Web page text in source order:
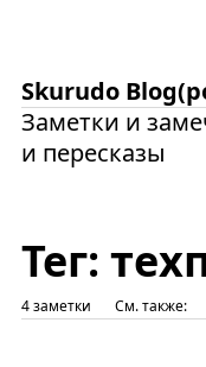
Skurudo
Заметки и
и пересказы
Тег:
4 заметки См. также: